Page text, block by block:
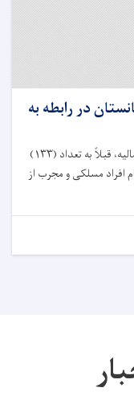
در رابطه به
شرکت دولتی نفت و گاز افغانستان مربوط وزارت مالیه، قبلاً به تعداد (۱۳۳)
مسلکی و مجرب از